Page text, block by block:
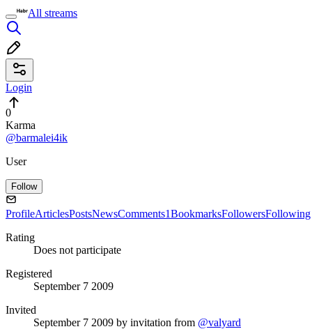
All streams
Login
0
Karma
@barmalei4ik
User
Follow
ProfileArticlesPostsNewsComments1BookmarksFollowersFollowing
Rating
Does not participate
Registered
September 7 2009
Invited
September 7 2009 by invitation from @valyard